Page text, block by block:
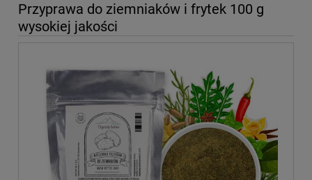
Przyprawa do ziemniaków i frytek 100 g
wysokiej jakości